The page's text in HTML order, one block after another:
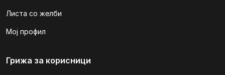
Листа со желби
Мој профил
Грижа за корисници